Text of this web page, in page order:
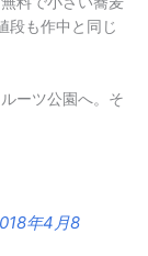
段も作中と同じ
ーツ公園へ。そ
年4月8